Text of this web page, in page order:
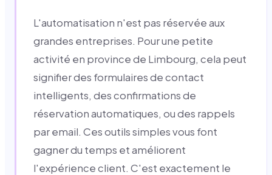
L'automatisation n'est pas réservée aux
grandes entreprises. Pour une petite
activité en province de Limbourg, cela peut
signifier des formulaires de contact
intelligents, des confirmations de
réservation automatiques, ou des rappels
par email. Ces outils simples vous font
gagner du temps et améliorent
l'expérience client. C'est exactement le